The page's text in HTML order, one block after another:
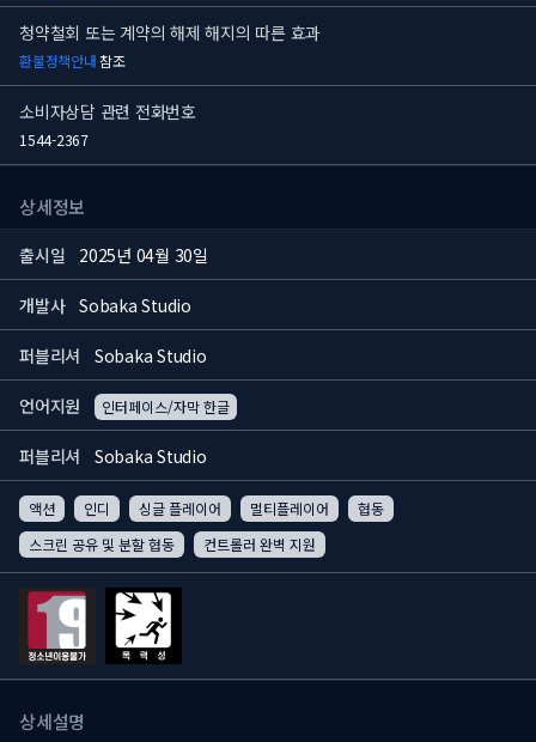
청약철회 또는 계약의 해제 해지의 따른 효과
환불정책안내참조
소비자상담 관련 전화번호
1544-2367
상세정보
출시일 2025년 04월 30일
개발사 Sobaka Studio
퍼블리셔 Sobaka Studio
언어지원 인터페이스/자막 한글
퍼블리셔 Sobaka Studio
액션 인디 싱글 플레이어 멀티플레이어
협동
스크린 공유 및 분할 협동
컨트롤러 완벽 지원
상세설명